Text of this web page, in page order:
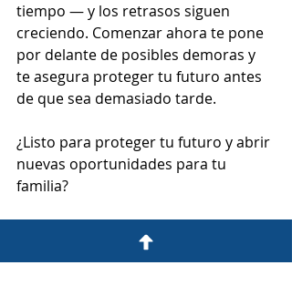
tiempo — y los retrasos siguen
creciendo. Comenzar ahora te pone
por delante de posibles demoras y
te asegura proteger tu futuro antes
de que sea demasiado tarde.
¿Listo para proteger tu futuro y abrir
nuevas oportunidades para tu
familia?
No esperes más — empieza hoy tu
camino hacia la ciudadanía